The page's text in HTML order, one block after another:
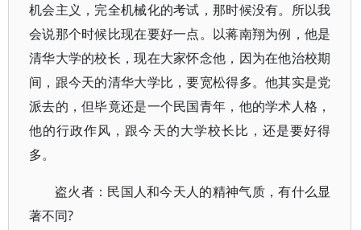
机会主义，完全机械化的考试，那时候没有。所以我
会说那个时候比现在要好一点。以蒋南翔为例，他是
清华大学的校长，现在大家怀念他，因为在他治校期
间，跟今天的清华大学比，要宽松得多。他其实是党
派去的，但毕竟还是一个民国青年，他的学术人格，
他的行政作风，跟今天的大学校长比，还是要好得
多。
盗火者：民国人和今天人的精神气质，有什么显
著不同?